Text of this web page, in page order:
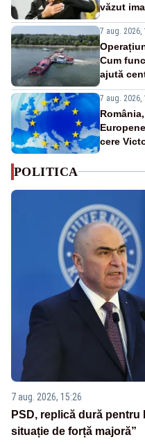
văzut
7 aug. 2026,
Cum
ajută
7 aug. 2026,
cere
POLITICA
7 aug. 2026, 15:26
PSD, replică dură
situație de forță majoră”